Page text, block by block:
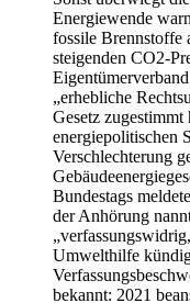
Energiewende
fossile Brennstoffe
steigenden CO2-
„erhebliche
Gesetz
energiepolitischen
Verschlechterung
Bundestags
der Anhörung
Umwelthilfe
bekannt: 2021